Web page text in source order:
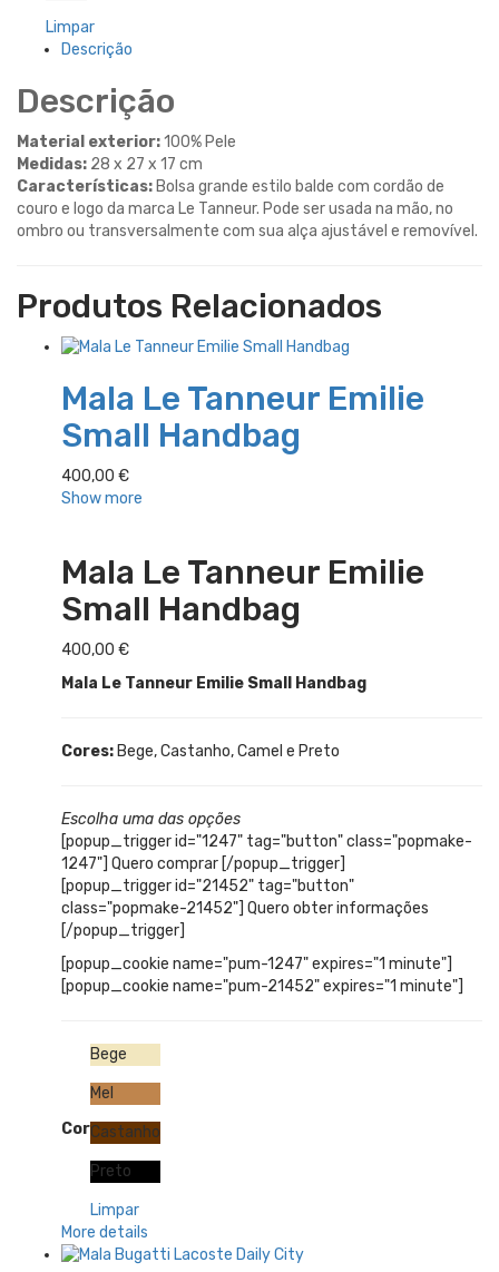
Limpar
Descrição
Descrição
Material exterior:100% Pele
Medidas: 28 x 27 x 17 cm
Características: Bolsa grande estilo balde com cordão de
couro e logo da marca Le Tanneur. Pode ser usada na mão, no
ombro ou transversalmente com sua alça ajustável e removível.
Produtos Relacionados
Mala Le Tanneur Emilie
Small Handbag
400,00 €
Show more
Mala Le Tanneur Emilie
Small Handbag
400,00 €
Mala Le Tanneur Emilie Small Handbag
Cores: Bege, Castanho, Camel e Preto
Escolha uma das opções
[popup_trigger id="1247" tag="button" class="popmake-
1247"] Quero comprar [/popup_trigger]
[popup_trigger id="21452" tag="button"
class="popmake-21452"] Quero obter informações
[/popup_trigger]
[popup_cookie name="pum-1247" expires="1 minute"]
[popup_cookie name="pum-21452" expires="1 minute"]
Cor
Bege
Mel
Castanho
Preto
Limpar
More details